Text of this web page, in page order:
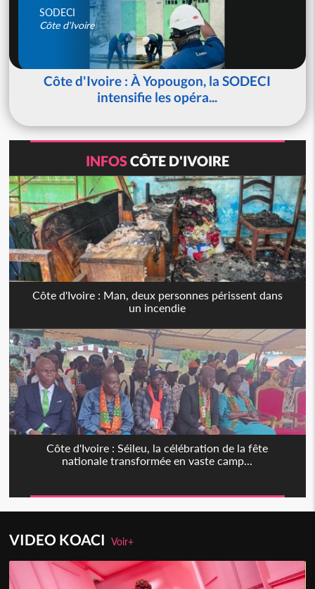
SODECI
Côte d'Ivoire
Côte d'Ivoire : À Yopougon, la SODECI
intensifie les opéra...
INFOSCÔTE D'IVOIRE
Côte d'Ivoire : Man, deux personnes périssent dans
un incendie
Côte d'Ivoire : Séileu, la célébration de la fête
nationale transformée en vaste camp...
VIDEO KOACIVoir+